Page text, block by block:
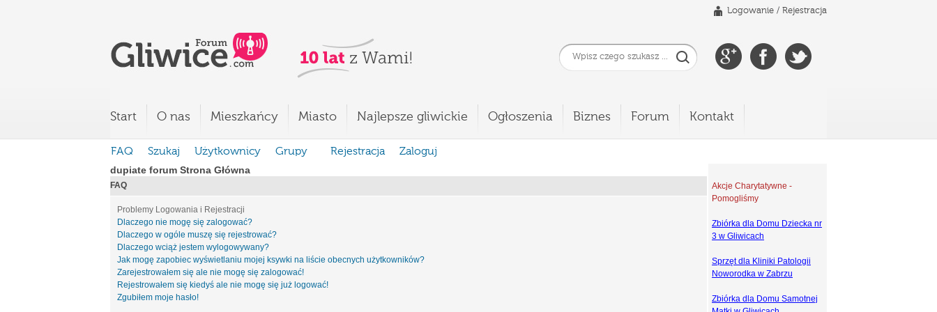
Logowanie / Rejestracja
Start O nas Mieszkańcy Miasto Najlepsze gliwickie Ogłoszenia Biznes Forum Kontakt
FAQ Szukaj Użytkownicy Grupy Rejestracja
Zaloguj
dupiate forum Strona Główna
FAQ
Problemy Logowania i Rejestracji
Dlaczego nie mogę się zalogować?
Dlaczego w ogóle muszę się rejestrować?
Dlaczego wciąż jestem wylogowywany?
Jak mogę zapobiec wyświetlaniu mojej ksywki na liście obecnych użytkowników?
Zarejestrowałem się ale nie mogę się zalogować!
Rejestrowałem się kiedyś ale nie mogę się już logować!
Zgubiłem moje hasło!
Akcje Charytatywne -
Pomogliśmy
Zbiórka dla Domu Dziecka nr
3 w Gliwicach
Sprzęt dla Kliniki Patologii
Noworodka w Zabrzu
Zbiórka dla Domu Samotnej